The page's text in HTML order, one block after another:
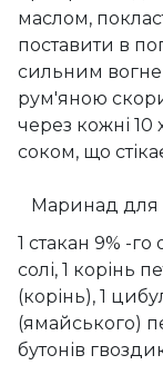
маслом,
поставити в
сильним
рум'яною
через кожні 10
соком, що
Маринад для
1 стакан 9% -
солі, 1 корінь
(корінь), 1
(ямайського)
бутонів